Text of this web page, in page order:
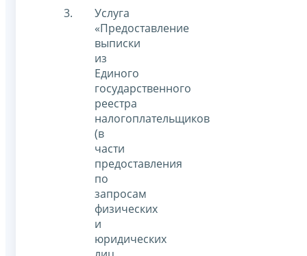
Услуга
«Предоставление
выписки
из
Единого
государственного
реестра
налогоплательщиков
(в
части
предоставления
по
запросам
физических
и
юридических